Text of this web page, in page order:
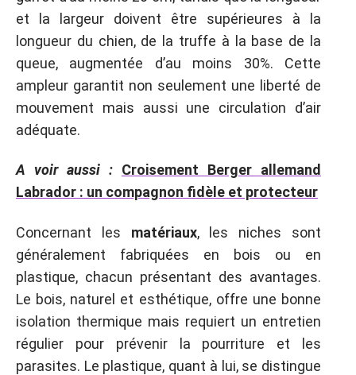
et la largeur doivent être supérieures à la
longueur du chien, de la truffe à la base de la
queue, augmentée d’au moins 30%. Cette
ampleur garantit non seulement une liberté de
mouvement mais aussi une circulation d’air
adéquate.
A voir aussi : Croisement Berger allemand
Labrador : un compagnon fidèle et protecteur
Concernant les matériaux, les niches sont
généralement fabriquées en bois ou en
plastique, chacun présentant des avantages.
Le bois, naturel et esthétique, offre une bonne
isolation thermique mais requiert un entretien
régulier pour prévenir la pourriture et les
parasites. Le plastique, quant à lui, se distingue